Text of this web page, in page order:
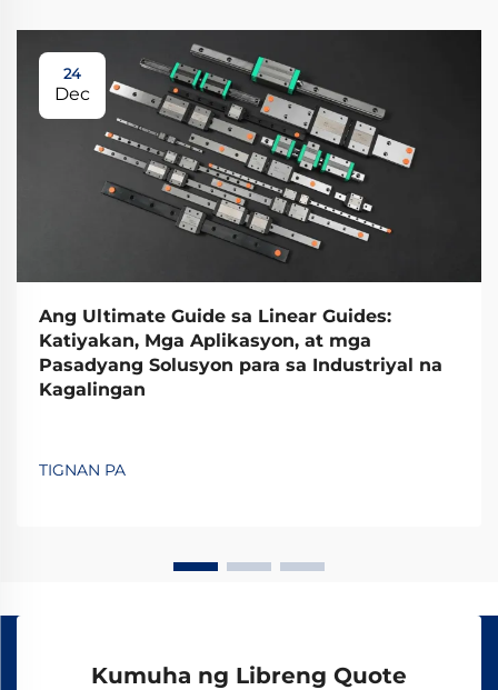
24
Dec
Ang Ultimate Guide sa Linear Guides:
Katiyakan, Mga Aplikasyon, at mga
Pasadyang Solusyon para sa Industriyal na
Kagalingan
TIGNAN PA
Kumuha ng Libreng Quote